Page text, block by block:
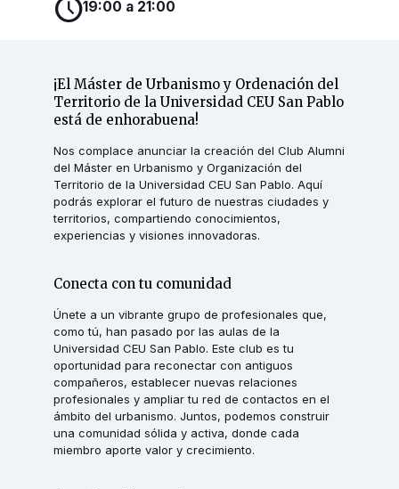
19:00 a 21:00
¡El Máster de Urbanismo y Ordenación del
Territorio de la Universidad CEU San Pablo
está de enhorabuena!
Nos complace anunciar la creación del Club Alumni
del Máster en Urbanismo y Organización del
Territorio de la Universidad CEU San Pablo. Aquí
podrás explorar el futuro de nuestras ciudades y
territorios, compartiendo conocimientos,
experiencias y visiones innovadoras.
Conecta con tu comunidad
Únete a un vibrante grupo de profesionales que,
como tú, han pasado por las aulas de la
Universidad CEU San Pablo. Este club es tu
oportunidad para reconectar con antiguos
compañeros, establecer nuevas relaciones
profesionales y ampliar tu red de contactos en el
ámbito del urbanismo. Juntos, podemos construir
una comunidad sólida y activa, donde cada
miembro aporte valor y crecimiento.